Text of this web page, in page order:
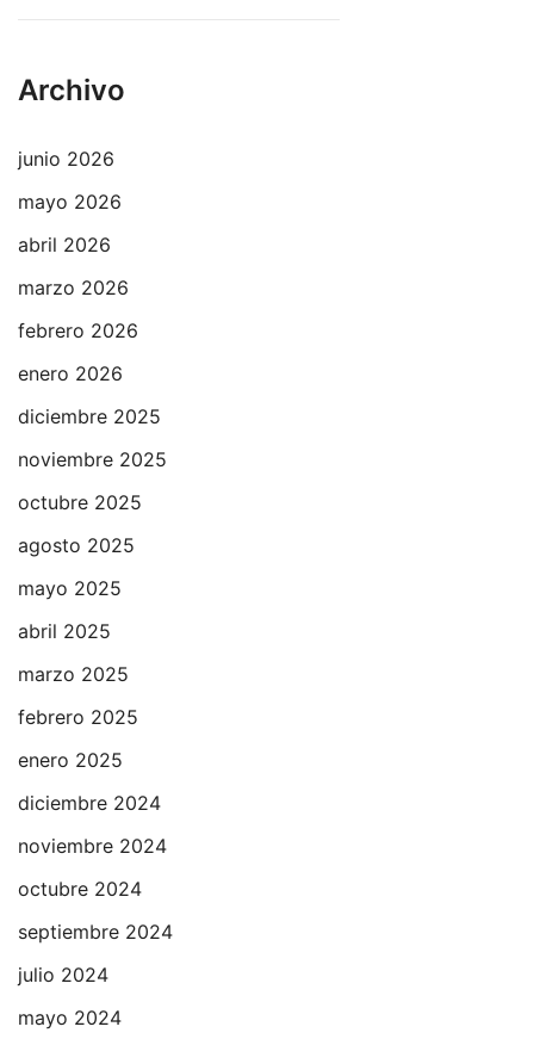
Archivo
junio 2026
mayo 2026
abril 2026
marzo 2026
febrero 2026
enero 2026
diciembre 2025
noviembre 2025
octubre 2025
agosto 2025
mayo 2025
abril 2025
marzo 2025
febrero 2025
enero 2025
diciembre 2024
noviembre 2024
octubre 2024
septiembre 2024
julio 2024
mayo 2024